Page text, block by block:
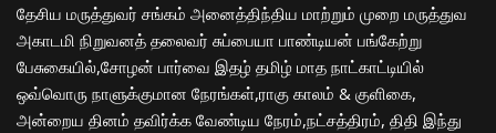
தேசிய மருத்துவர் சங்கம் அனைத்திந்திய மாற்றும் முறை மருத்துவ
அகாடமி நிறுவனத் தலைவர் சுப்பையா பாண்டியன் பங்கேற்று
பேசுகையில்,சோழன் பார்வை இதழ் தமிழ் மாத நாட்காட்டியில்
ஒவ்வொரு நாளுக்குமான நேரங்கள்,ராகு காலம் & குளிகை,
அன்றைய தினம் தவிர்க்க வேண்டிய நேரம்,நட்சத்திரம், திதி இந்து